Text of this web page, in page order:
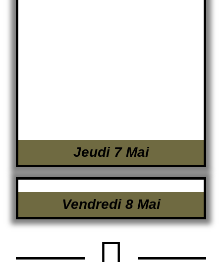
Jeudi 7 Mai
Vendredi 8 Mai